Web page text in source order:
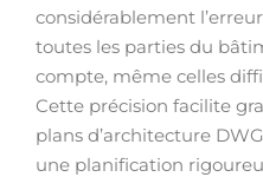
considérablement
toutes les parties du
compte, même celles
Cette précision facilite
plans d’architecture
une planification